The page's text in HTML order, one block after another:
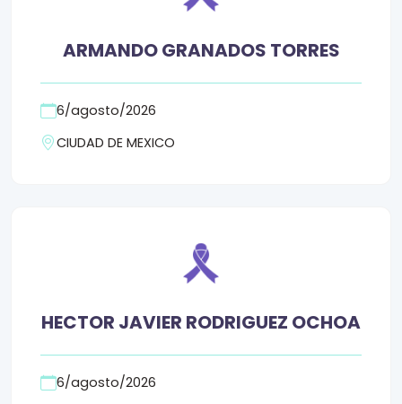
ARMANDO GRANADOS TORRES
6/agosto/2026
CIUDAD DE MEXICO
HECTOR JAVIER RODRIGUEZ OCHOA
6/agosto/2026